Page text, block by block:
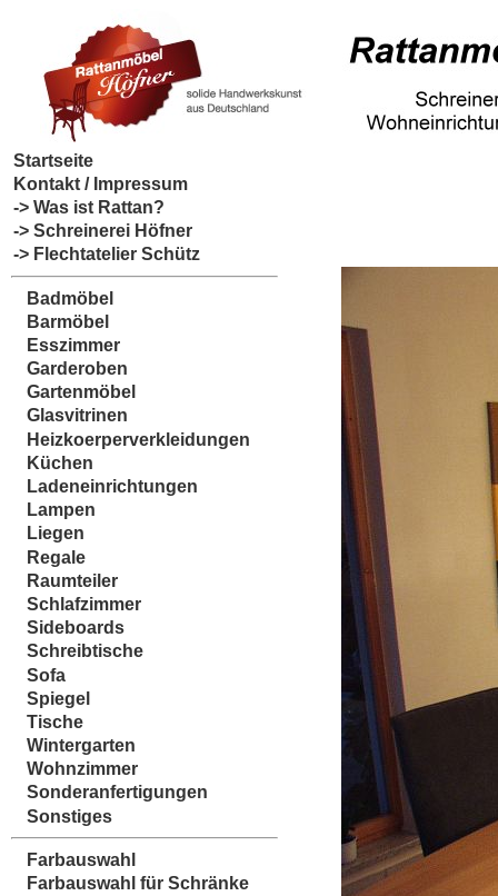
Startseite
Kontakt / Impressum
-> Was ist Rattan?
-> Schreinerei Höfner
-> Flechtatelier Schütz
Badmöbel
Barmöbel
Esszimmer
Garderoben
Gartenmöbel
Glasvitrinen
Heizkoerperverkleidungen
Küchen
Ladeneinrichtungen
Lampen
Liegen
Regale
Raumteiler
Schlafzimmer
Sideboards
Schreibtische
Sofa
Spiegel
Tische
Wintergarten
Wohnzimmer
Sonderanfertigungen
Sonstiges
Farbauswahl
Farbauswahl für Schränke